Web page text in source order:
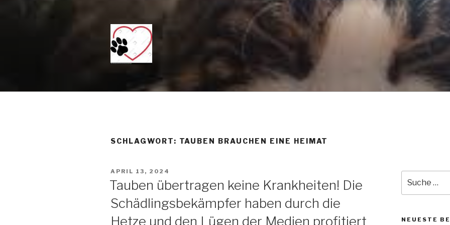
KEIN TÖTUNGSMITTEL –
SCHICKEN MÖCHTE!!!
Just another WordPress site
SCHLAGWORT: TAUBEN BRAUCHEN EINE HEIMAT
VERÖFFENTLICHT
AM
APRIL 13, 2024
Tauben übertragen keine Krankheiten! Die
Schädlingsbekämpfer haben durch die
Hetze und den Lügen der Medien profitiert
nach:
NEUESTE